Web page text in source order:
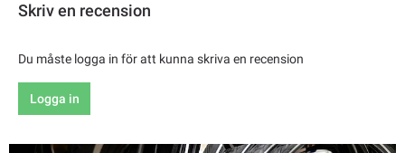
Skriv en recension
Du måste logga in för att kunna skriva en recension
Logga in